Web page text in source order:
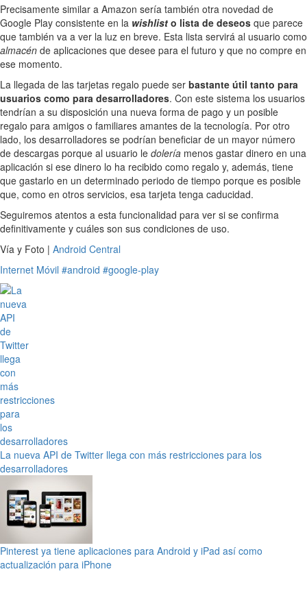
Precisamente similar a Amazon sería también otra novedad de
Google Play consistente en la wishlist o lista de deseos que parece
que también va a ver la luz en breve. Esta lista servirá al usuario como
almacén de aplicaciones que desee para el futuro y que no compre en
ese momento.
La llegada de las tarjetas regalo puede ser bastante útil tanto para
usuarios como para desarrolladores. Con este sistema los usuarios
tendrían a su disposición una nueva forma de pago y un posible
regalo para amigos o familiares amantes de la tecnología. Por otro
lado, los desarrolladores se podrían beneficiar de un mayor número
de descargas porque al usuario le dolería menos gastar dinero en una
aplicación si ese dinero lo ha recibido como regalo y, además, tiene
que gastarlo en un determinado periodo de tiempo porque es posible
que, como en otros servicios, esa tarjeta tenga caducidad.
Seguiremos atentos a esta funcionalidad para ver si se confirma
definitivamente y cuáles son sus condiciones de uso.
Vía y Foto | Android Central
Internet Móvil #android #google-play
La nueva API de Twitter llega con más restricciones para los
desarrolladores
Pinterest ya tiene aplicaciones para Android y iPad así como
actualización para iPhone